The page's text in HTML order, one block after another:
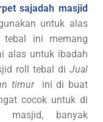
sajadah masjid
untuk alas
ini memang
alas untuk ibadah
roll tebal di Jual
timurini di buat
cocok untuk di
masjid, banyak